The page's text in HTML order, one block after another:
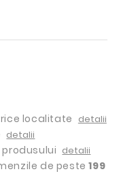
localitate detalii
detalii
produsului detalii
de peste199